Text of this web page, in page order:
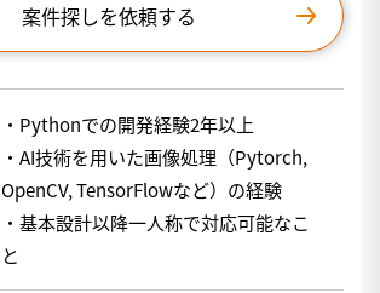
案件探しを依頼する
・Pythonでの開発経験2年以上
・AI技術を用いた画像処理（Pytorch,
OpenCV, TensorFlowなど）の経験
・基本設計以降一人称で対応可能なこ
と